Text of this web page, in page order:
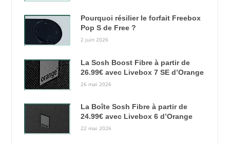
Pourquoi résilier le forfait Freebox
Pop S de Free ?
2 juin 2026
La Sosh Boost Fibre à partir de
26.99€ avec Livebox 7 SE d’Orange
26 mai 2026
La Boîte Sosh Fibre à partir de
24.99€ avec Livebox 6 d’Orange
22 mai 2026